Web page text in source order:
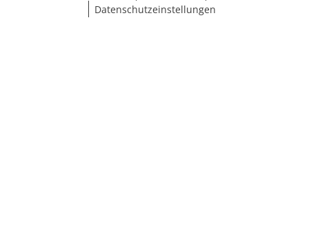
Datenschutzeinstellungen